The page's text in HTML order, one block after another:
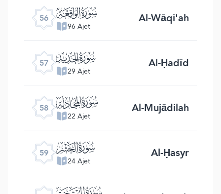
56 ﯥ
96 Ajet Al-Wāqi'ah
57 ﯦ
29 Ajet Al-Ḥadīd
58 ﯧ
22 Ajet Al-Mujādilah
59 ﯨ
24 Ajet Al-Ḥasyr